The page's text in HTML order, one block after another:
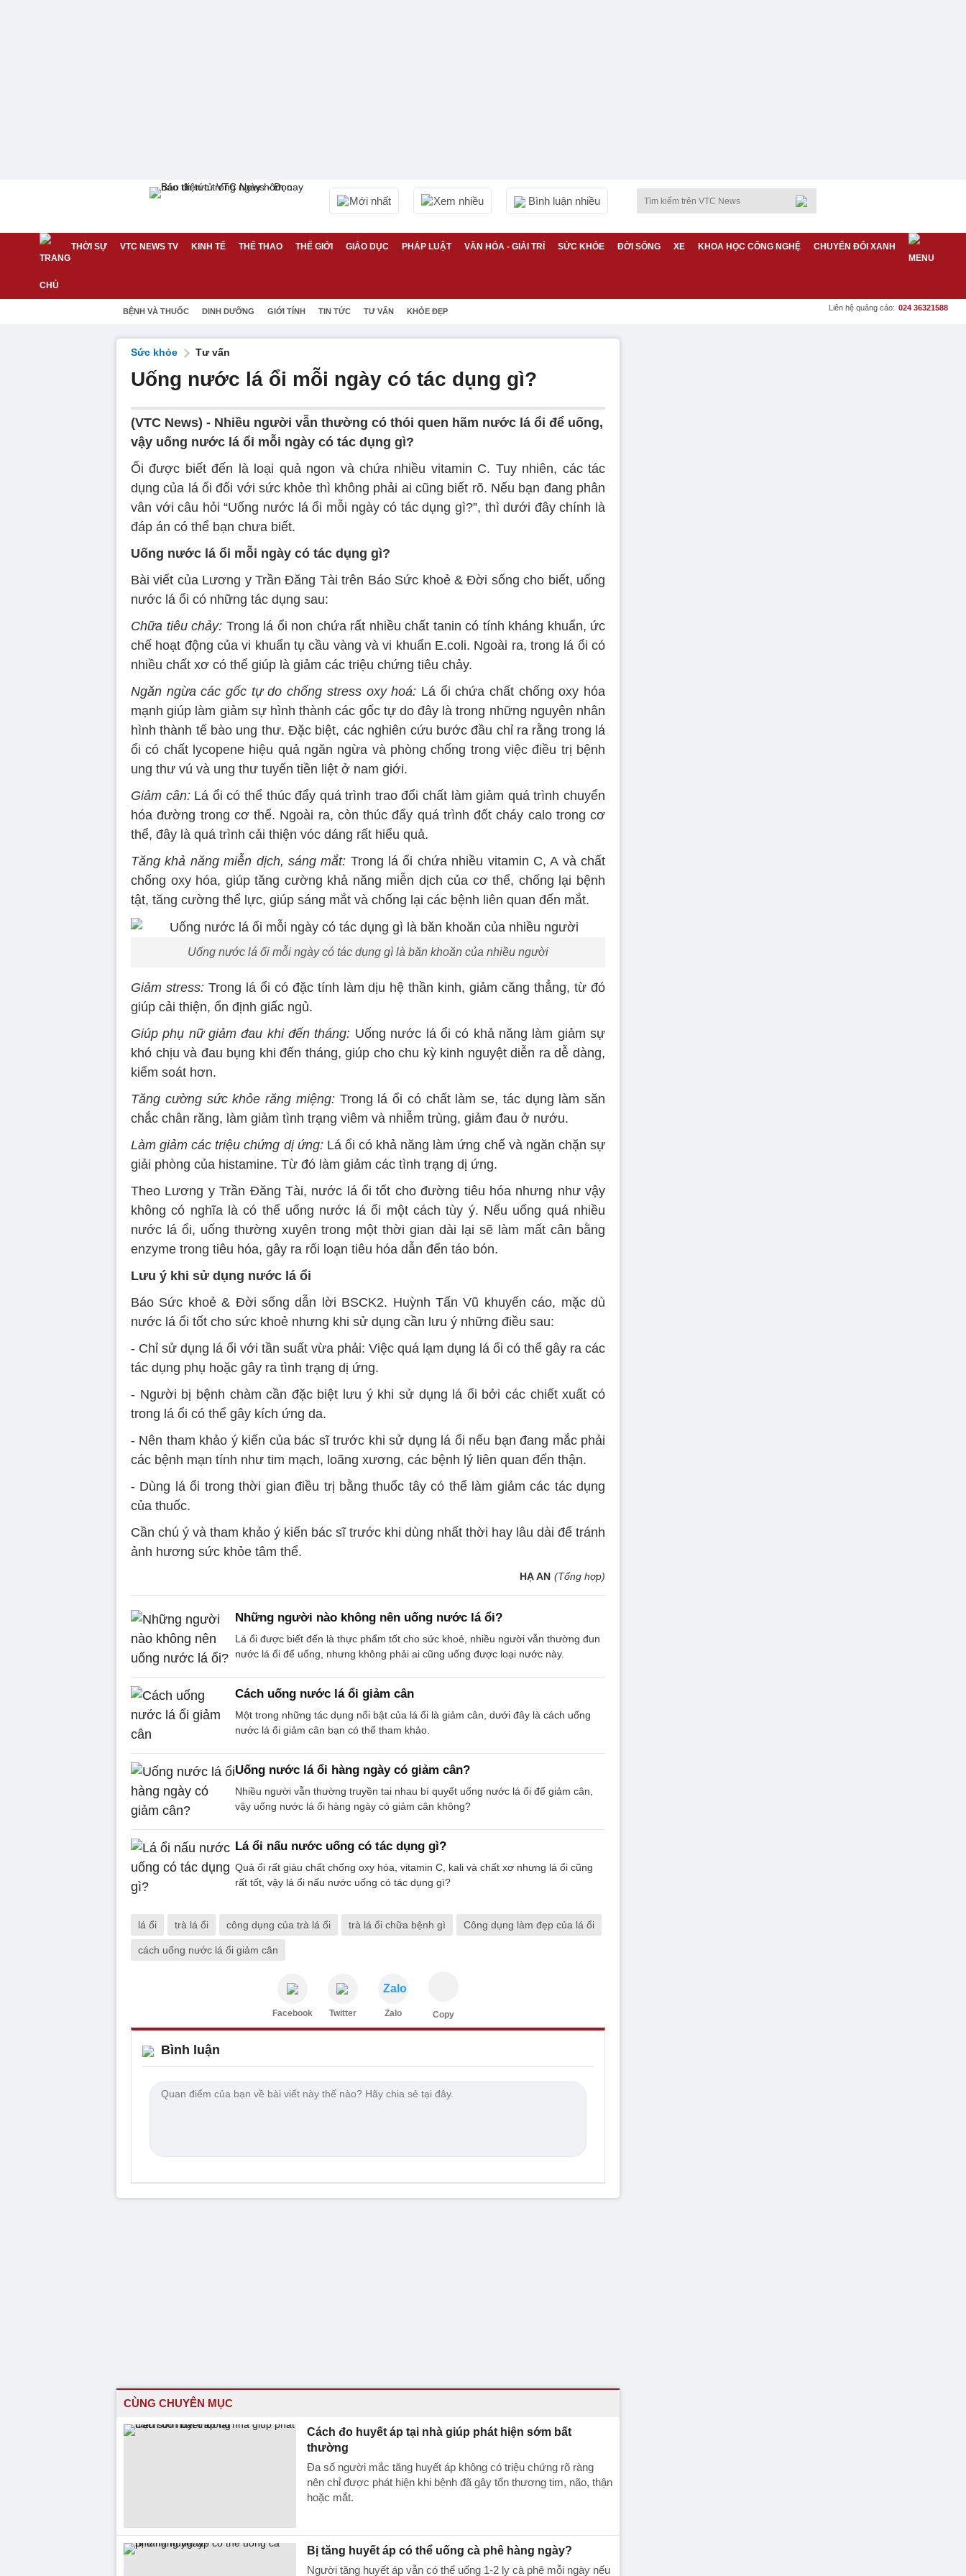
Mới nhất Xem nhiều Bình luận nhiều
THỜI SỰ VTC NEWS TV KINH TẾ THỂ THAO THẾ GIỚI GIÁO DỤC PHÁP LUẬT VĂN HÓA - GIẢI TRÍ SỨC KHỎE ĐỜI SỐNG XE KHOA HỌC CÔNG NGHỆ CHUYỂN ĐỔI XANH
BỆNH VÀ THUỐC DINH DƯỠNG GIỚI TÍNH TIN TỨC TƯ VẤN KHỎE ĐẸP Liên hệ quảng cáo: 024 36321588
Sức khỏe Tư vấn
Uống nước lá ổi mỗi ngày có tác dụng gì?
(VTC News) - Nhiều người vẫn thường có thói quen hãm nước lá ổi để uống,
vậy uống nước lá ổi mỗi ngày có tác dụng gì?
Ổi được biết đến là loại quả ngon và chứa nhiều vitamin C. Tuy nhiên, các tác
dụng của lá ổi đối với sức khỏe thì không phải ai cũng biết rõ. Nếu bạn đang phân
vân với câu hỏi “Uống nước lá ổi mỗi ngày có tác dụng gì?”, thì dưới đây chính là
đáp án có thể bạn chưa biết.
Uống nước lá ổi mỗi ngày có tác dụng gì?
Bài viết của Lương y Trần Đăng Tài trên Báo Sức khoẻ & Đời sống cho biết, uống
nước lá ổi có những tác dụng sau:
Chữa tiêu chảy: Trong lá ổi non chứa rất nhiều chất tanin có tính kháng khuẩn, ức
chế hoạt động của vi khuẩn tụ cầu vàng và vi khuẩn E.coli. Ngoài ra, trong lá ổi có
nhiều chất xơ có thể giúp là giảm các triệu chứng tiêu chảy.
Ngăn ngừa các gốc tự do chống stress oxy hoá: Lá ổi chứa chất chống oxy hóa
mạnh giúp làm giảm sự hình thành các gốc tự do đây là trong những nguyên nhân
hình thành tế bào ung thư. Đặc biệt, các nghiên cứu bước đầu chỉ ra rằng trong lá
ổi có chất lycopene hiệu quả ngăn ngừa và phòng chống trong việc điều trị bệnh
ung thư vú và ung thư tuyến tiền liệt ở nam giới.
Giảm cân:Lá ổi có thể thúc đẩy quá trình trao đổi chất làm giảm quá trình chuyển
hóa đường trong cơ thể. Ngoài ra, còn thúc đẩy quá trình đốt cháy calo trong cơ
thể, đây là quá trình cải thiện vóc dáng rất hiểu quả.
Tăng khả năng miễn dịch, sáng mắt: Trong lá ổi chứa nhiều vitamin C, A và chất
chống oxy hóa, giúp tăng cường khả năng miễn dịch của cơ thể, chống lại bệnh
tật, tăng cường thể lực, giúp sáng mắt và chống lại các bệnh liên quan đến mắt.
Uống nước lá ổi mỗi ngày có tác dụng gì là băn khoăn của nhiều người
Giảm stress:Trong lá ổi có đặc tính làm dịu hệ thần kinh, giảm căng thẳng, từ đó
giúp cải thiện, ổn định giấc ngủ.
Giúp phụ nữ giảm đau khi đến tháng: Uống nước lá ổi có khả năng làm giảm sự
khó chịu và đau bụng khi đến tháng, giúp cho chu kỳ kinh nguyệt diễn ra dễ dàng,
kiểm soát hơn.
Tăng cường sức khỏe răng miệng:Trong lá ổi có chất làm se, tác dụng làm săn
chắc chân răng, làm giảm tình trạng viêm và nhiễm trùng, giảm đau ở nướu.
Làm giảm các triệu chứng dị ứng:Lá ổi có khả năng làm ứng chế và ngăn chặn sự
giải phòng của histamine. Từ đó làm giảm các tình trạng dị ứng.
Theo Lương y Trần Đăng Tài, nước lá ổi tốt cho đường tiêu hóa nhưng như vậy
không có nghĩa là có thể uống nước lá ổi một cách tùy ý. Nếu uống quá nhiều
nước lá ổi, uống thường xuyên trong một thời gian dài lại sẽ làm mất cân bằng
enzyme trong tiêu hóa, gây ra rối loạn tiêu hóa dẫn đến táo bón.
Lưu ý khi sử dụng nước lá ổi
Báo Sức khoẻ & Đời sống dẫn lời BSCK2. Huỳnh Tấn Vũ khuyến cáo, mặc dù
nước lá ổi tốt cho sức khoẻ nhưng khi sử dụng cần lưu ý những điều sau:
- Chỉ sử dụng lá ổi với tần suất vừa phải: Việc quá lạm dụng lá ổi có thể gây ra các
tác dụng phụ hoặc gây ra tình trạng dị ứng.
- Người bị bệnh chàm cần đặc biệt lưu ý khi sử dụng lá ổi bởi các chiết xuất có
trong lá ổi có thể gây kích ứng da.
- Nên tham khảo ý kiến của bác sĩ trước khi sử dụng lá ổi nếu bạn đang mắc phải
các bệnh mạn tính như tim mạch, loãng xương, các bệnh lý liên quan đến thận.
- Dùng lá ổi trong thời gian điều trị bằng thuốc tây có thể làm giảm các tác dụng
của thuốc.
Cần chú ý và tham khảo ý kiến bác sĩ trước khi dùng nhất thời hay lâu dài để tránh
ảnh hương sức khỏe tâm thể.
HẠ AN (Tổng hợp)
Những người nào không nên uống nước lá ổi?
Lá ổi được biết đến là thực phẩm tốt cho sức khoẻ, nhiều người vẫn thường đun
nước lá ổi để uống, nhưng không phải ai cũng uống được loại nước này.
Cách uống nước lá ổi giảm cân
Một trong những tác dụng nổi bật của lá ổi là giảm cân, dưới đây là cách uống
nước lá ổi giảm cân bạn có thể tham khảo.
Uống nước lá ổi hàng ngày có giảm cân?
Nhiều người vẫn thường truyền tai nhau bí quyết uống nước lá ổi để giảm cân,
vậy uống nước lá ổi hàng ngày có giảm cân không?
Lá ổi nấu nước uống có tác dụng gì?
Quả ổi rất giàu chất chống oxy hóa, vitamin C, kali và chất xơ nhưng lá ổi cũng
rất tốt, vậy lá ổi nấu nước uống có tác dụng gì?
lá ổi trà lá ổi công dụng của trà lá ổi trà lá ổi chữa bệnh gì Công dụng làm đẹp của lá ổi
cách uống nước lá ổi giảm cân
Facebook Twitter
Zalo
Zalo Copy
Bình luận
CÙNG CHUYÊN MỤC
Cách đo huyết áp tại nhà giúp phát hiện sớm bất
thường
Đa số người mắc tăng huyết áp không có triệu chứng rõ ràng
nên chỉ được phát hiện khi bệnh đã gây tổn thương tim, não, thận
hoặc mắt.
Bị tăng huyết áp có thể uống cà phê hàng ngày?
Người tăng huyết áp vẫn có thể uống 1-2 ly cà phê mỗi ngày nếu